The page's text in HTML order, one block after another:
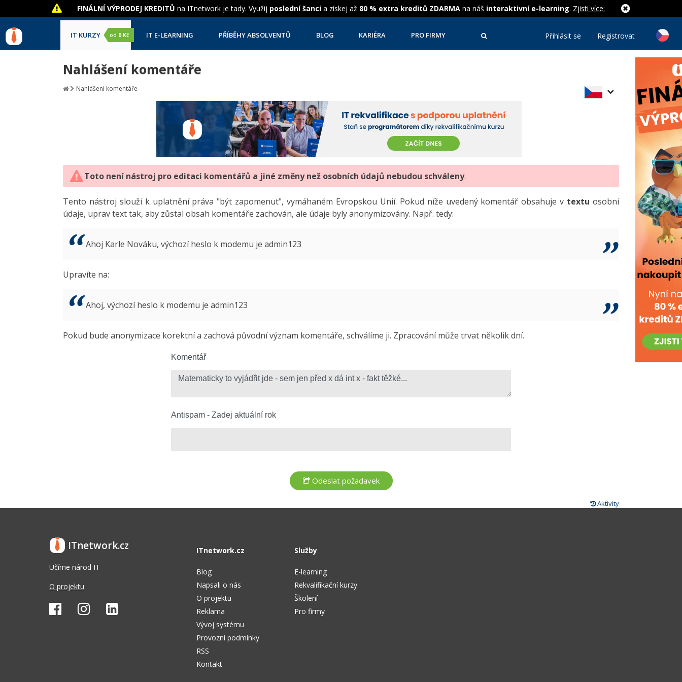
FINÁLNÍ VÝPRODEJ KREDITŮ na ITnetwork je tady. Využij poslední šanci a získej až 80 % extra kreditů ZDARMA na náš interaktivní e-learning. Zjisti více:
IT KURZY od 0 Kč IT E-LEARNING PŘÍBĚHY ABSOLVENTŮ BLOG KARIÉRA PRO FIRMY Přihlásit se Registrovat
Nahlášení komentáře
Nahlášení komentáře
Toto není nástroj pro editaci komentářů a jiné změny než osobních údajů nebudou schváleny.
Tento nástroj slouží k uplatnění práva "být zapomenut", vymáhaném Evropskou Unií. Pokud níže uvedený komentář obsahuje v textu osobní
údaje, uprav text tak, aby zůstal obsah komentáře zachován, ale údaje byly anonymizovány. Např. tedy:
Ahoj Karle Nováku, výchozí heslo k modemu je admin123
Upravíte na:
Ahoj, výchozí heslo k modemu je admin123
Pokud bude anonymizace korektní a zachová původní význam komentáře, schválíme ji. Zpracování může trvat několik dní.
Komentář
Antispam - Zadej aktuální rok
Aktivity
ITnetwork.cz
Učíme národ IT
O projektu
ITnetwork.cz
Blog
Napsali o nás
O projektu
Reklama
Vývoj systému
Provozní podmínky
RSS
Kontakt
Služby
E-learning
Rekvalifikační kurzy
Školení
Pro firmy